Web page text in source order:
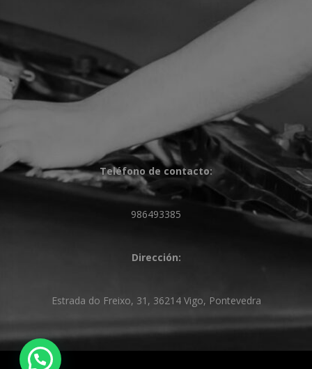
Teléfono de contacto:
986493385
Dirección:
Estrada do Freixo, 31, 36214 Vigo, Pontevedra